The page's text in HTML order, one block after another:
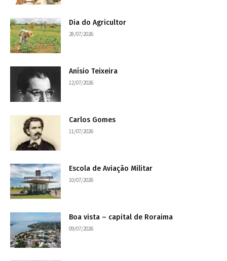
Dia do Agricultor
28/07/2026
Anísio Teixeira
12/07/2026
Carlos Gomes
11/07/2026
Escola de Aviação Militar
10/07/2026
Boa vista – capital de Roraima
09/07/2026